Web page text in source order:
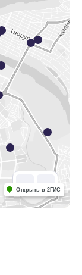
Открыть в 2ГИС